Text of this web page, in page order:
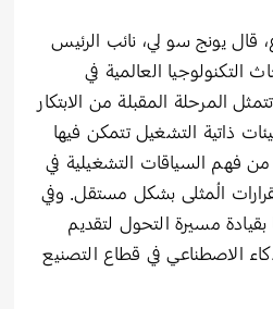
قال يونج سو لي، نائب الرئيس
التكنولوجيا العالمية في
المرحلة المقبلة من الابتكار
ذاتية التشغيل تتمكن فيها
من فهم السياقات التشغيلية في
المُثلى بشكل مستقل. وفي
بقيادة مسيرة التحول لتقديم
الاصطناعي في قطاع التصنيع